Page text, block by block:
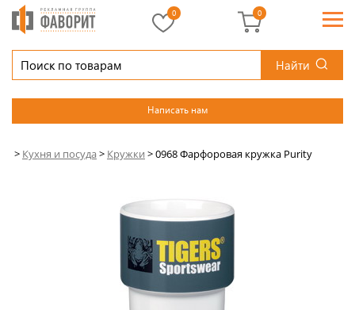
Найти
Написать нам
0 0
> Кухня и посуда> Кружки >0968 Фарфоровая кружка Purity